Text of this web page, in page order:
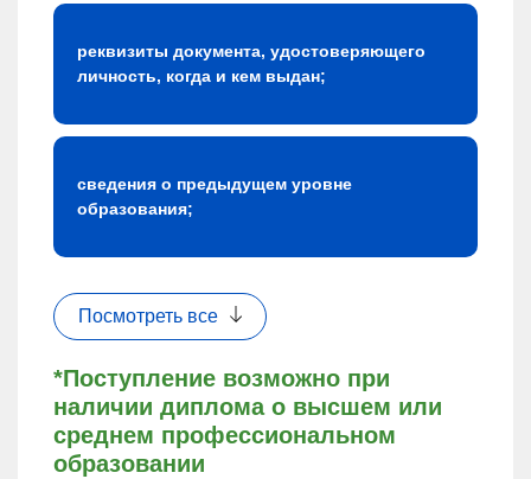
*Поступление возможно при
наличии диплома о высшем или
среднем профессиональном
образовании
реквизиты документа, удостоверяющего
личность, когда и кем выдан;
сведения о предыдущем уровне
образования;
Посмотреть все